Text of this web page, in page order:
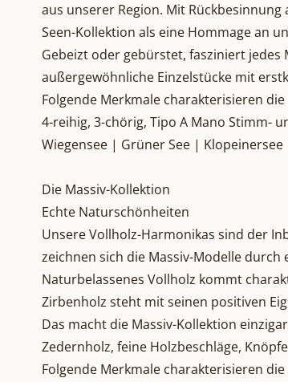
aus unserer Region. Mit
Seen-Kollektion als eine Hommage an
Gebeizt oder gebürstet, fasziniert
außergewöhnliche Einzelstücke mit
Folgende Merkmale charakterisieren die
4-reihig, 3-chörig, Tipo A Mano Stimm-
Wiegensee | Grüner See |
Die Massiv-Kollektion
Echte Naturschönheiten
Unsere Vollholz-Harmonikas sind der
zeichnen sich die Massiv-Modelle
Naturbelassenes Vollholz kommt
Zirbenholz steht mit seinen positiven
Das macht die Massiv-Kollektion
Zedernholz, feine Holzbeschläge,
Folgende Merkmale charakterisieren